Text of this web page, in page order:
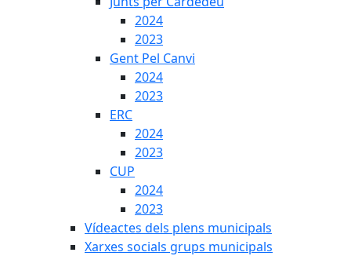
2024
2023
Gent Pel Canvi
2024
2023
ERC
2024
2023
CUP
2024
2023
Vídeactes dels plens municipals
Xarxes socials grups municipals